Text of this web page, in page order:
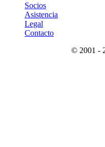
Socios
Asistencia
Legal
Contacto
© 2001 -